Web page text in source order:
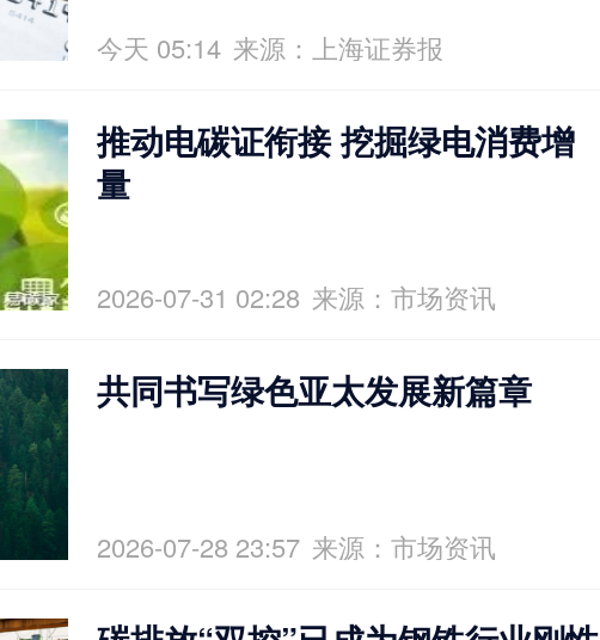
今天 05:14 来源：上海证券报
推动电碳证衔接 挖掘绿电消费增
量
2026-07-31 02:28 来源：市场资讯
共同书写绿色亚太发展新篇章
2026-07-28 23:57 来源：市场资讯